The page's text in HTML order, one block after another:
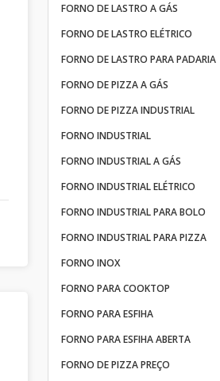
FORNO DE LASTRO A GÁS
FORNO DE LASTRO ELÉTRICO
FORNO DE LASTRO PARA PADARIA
FORNO DE PIZZA A GÁS
FORNO DE PIZZA INDUSTRIAL
FORNO INDUSTRIAL
FORNO INDUSTRIAL A GÁS
FORNO INDUSTRIAL ELÉTRICO
FORNO INDUSTRIAL PARA BOLO
FORNO INDUSTRIAL PARA PIZZA
FORNO INOX
FORNO PARA COOKTOP
FORNO PARA ESFIHA
FORNO PARA ESFIHA ABERTA
FORNO DE PIZZA PREÇO